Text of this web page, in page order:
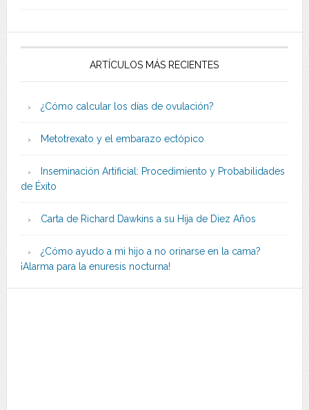
ARTÍCULOS MÁS RECIENTES
¿Cómo calcular los días de ovulación?
Metotrexato y el embarazo ectópico
Inseminación Artificial: Procedimiento y Probabilidades
de Éxito
Carta de Richard Dawkins a su Hija de Diez Años
¿Cómo ayudo a mi hijo a no orinarse en la cama?
¡Alarma para la enuresis nocturna!